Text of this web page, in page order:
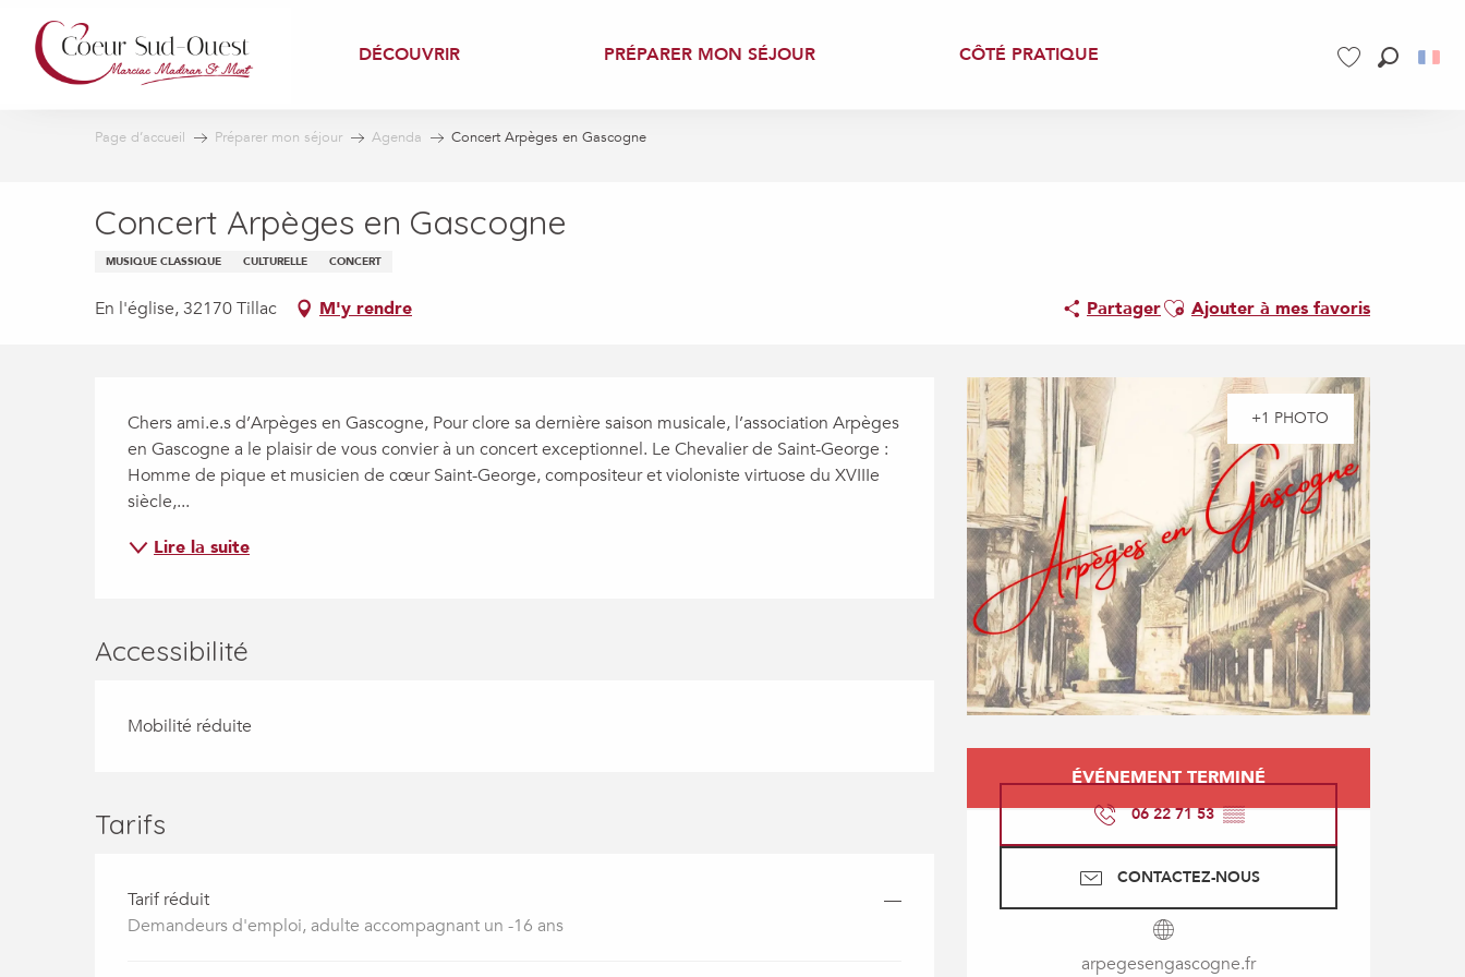
contenu
principal
DÉCOUVRIR PRÉPARER MON SÉJOUR CÔTÉ PRATIQUE
Page d’accueil Préparer mon séjour Agenda Concert Arpèges en Gascogne
Concert Arpèges en Gascogne
MUSIQUE CLASSIQUE CULTURELLE CONCERT
En l'église, 32170 Tillac M'y rendre PartagerAjouter aux favoris
Ajouter à mes favoris
+1 PHOTO
Ouverture et
ÉVÉNEMENT TERMINÉ
06 22 71 53▒▒
CONTACTEZ-NOUS
arpegesengascogne.fr
Description
Chers ami.e.s d’Arpèges en Gascogne, Pour clore sa dernière saison musicale, l’association Arpèges
en Gascogne a le plaisir de vous convier à un concert exceptionnel. Le Chevalier de Saint-George :
Homme de pique et musicien de cœur Saint-George, compositeur et violoniste virtuose du XVIIIe
siècle,...
Lire la suite
Accessibilité
Mobilité réduite
Tarifs
Tarif réduit
Demandeurs d'emploi, adulte accompagnant un -16 ans
—